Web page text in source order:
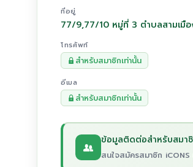
ที่อยู่
77/9,77/10 หมู่ที่ 3 ตำบลสามเมื
โทรศัพท์
สำหรับสมาชิกเท่านั้น
อีเมล
สำหรับสมาชิกเท่านั้น
ข้อมูลติดต่อสำหรับสมาชิ
สนใจสมัครสมาชิก iCONS